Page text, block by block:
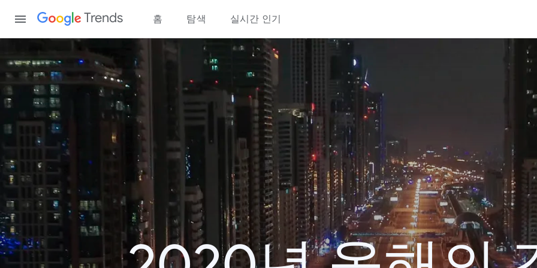
Trends 홈 탐색 실시간 인기